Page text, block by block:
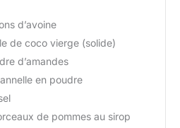
d’avoine
de coco vierge (solide)
d’amandes
en poudre
de pommes au sirop